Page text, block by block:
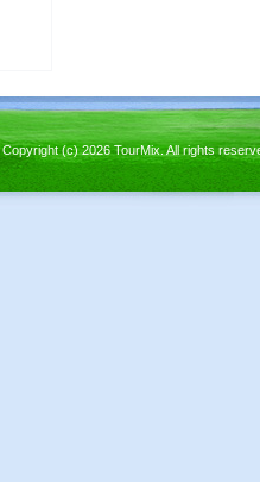
Copyright (c) 2026 TourMix. All rights